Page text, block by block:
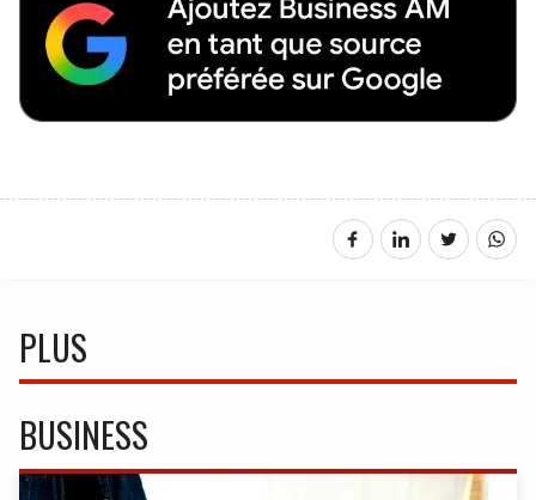
PLUS
BUSINESS